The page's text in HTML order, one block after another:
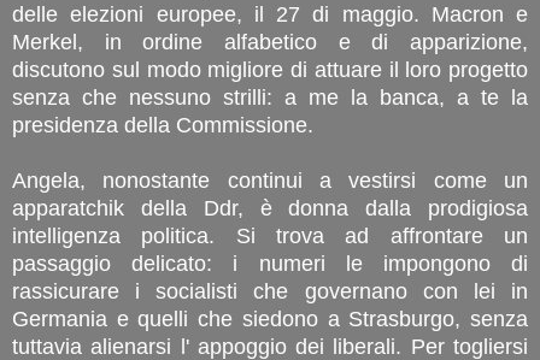
delle elezioni europee, il 27 di maggio. Macron e
Merkel, in ordine alfabetico e di apparizione,
discutono sul modo migliore di attuare il loro progetto
senza che nessuno strilli: a me la banca, a te la
presidenza della Commissione.
Angela, nonostante continui a vestirsi come un
apparatchik della Ddr, è donna dalla prodigiosa
intelligenza politica. Si trova ad affrontare un
passaggio delicato: i numeri le impongono di
rassicurare i socialisti che governano con lei in
Germania e quelli che siedono a Strasburgo, senza
tuttavia alienarsi l' appoggio dei liberali. Per togliersi